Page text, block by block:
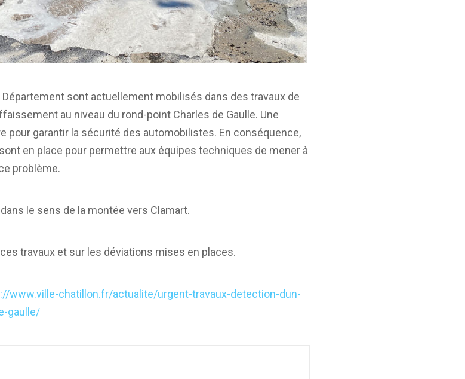
sont actuellement mobilisés dans des travaux de
au niveau du rond-point Charles de Gaulle. Une
pour garantir la sécurité des automobilistes. En conséquence,
en place pour permettre aux équipes techniques de mener à
problème.
le sens de la montée vers Clamart.
travaux et sur les déviations mises en places.
www.ville-chatillon.fr/actualite/urgent-travaux-detection-dun-
gaulle/